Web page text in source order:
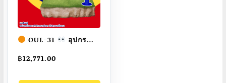
quantity
OUL-31
อุปกรณ์
กำลังกายกลางแจ้ง
฿12,771.00